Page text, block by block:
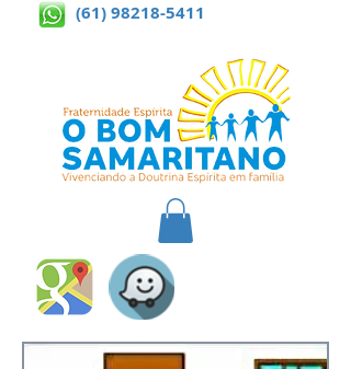
(61) 98218-5411